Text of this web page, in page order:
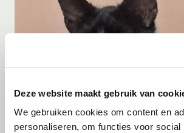
Deze website maakt gebruik van
We gebruiken cookies om content en
personaliseren, om functies voor social